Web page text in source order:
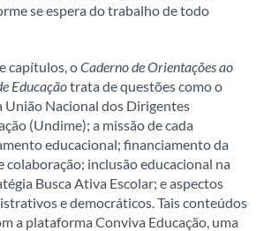
se espera do trabalho de todo
capítulos, oCaderno de Orientações ao
Educaçãotrata de questões como o
União Nacional dos Dirigentes
(Undime); a missão de cada
educacional; financiamento da
colaboração; inclusão educacional na
Busca Ativa Escolar; e aspectos
e democráticos. Tais conteúdos
a plataforma Conviva Educação, uma